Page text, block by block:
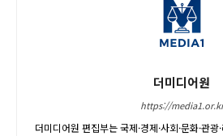
더미디어원
https://media1.or.kr
더미디어원 편집부는 국제·경제·사회·문화·관